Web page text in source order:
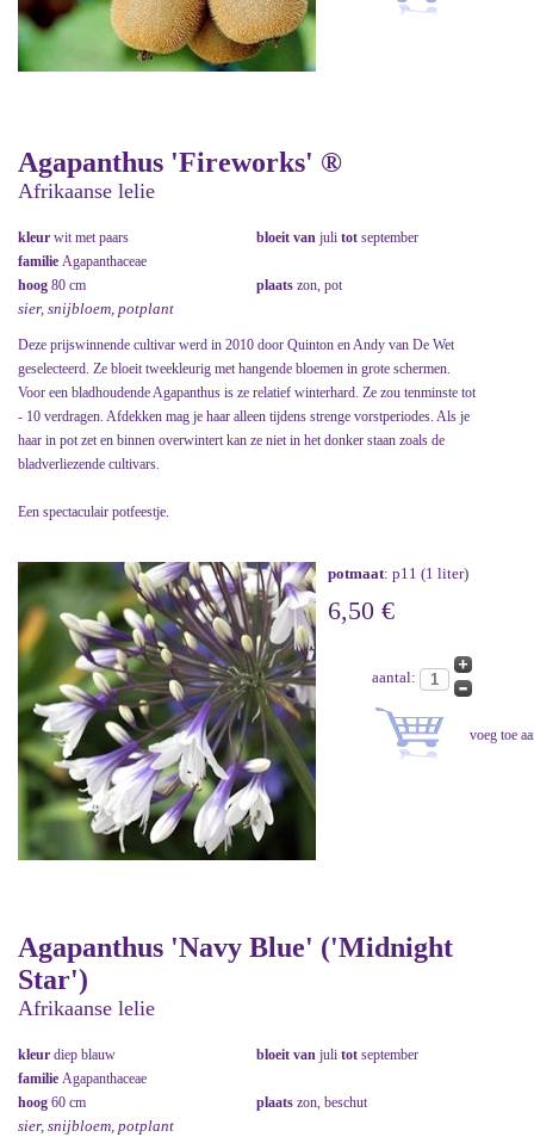
Agapanthus 'Fireworks' ®
Afrikaanse lelie
kleur wit met paars bloeit van juli tot september
familie Agapanthaceae
hoog 80 cm plaats zon, pot
sier, snijbloem, potplant
Deze prijswinnende cultivar werd in 2010 door Quinton en Andy van De Wet
geselecteerd. Ze bloeit tweekleurig met hangende bloemen in grote schermen.
Voor een bladhoudende Agapanthus is ze relatief winterhard. Ze zou tenminste tot
- 10 verdragen. Afdekken mag je haar alleen tijdens strenge vorstperiodes. Als je
haar in pot zet en binnen overwintert kan ze niet in het donker staan zoals de
bladverliezende cultivars.
Een spectaculair potfeestje.
potmaat: p11 (1 liter)
6,50 €
aantal:
Agapanthus 'Navy Blue' ('Midnight
Star')
Afrikaanse lelie
kleur diep blauw bloeit van juli tot september
familie Agapanthaceae
hoog 60 cm plaats zon, beschut
sier, snijbloem, potplant